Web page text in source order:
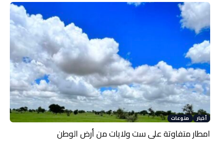
أخبار منوعات
امطار متفاوتة على ست ولايات من أرض الوطن